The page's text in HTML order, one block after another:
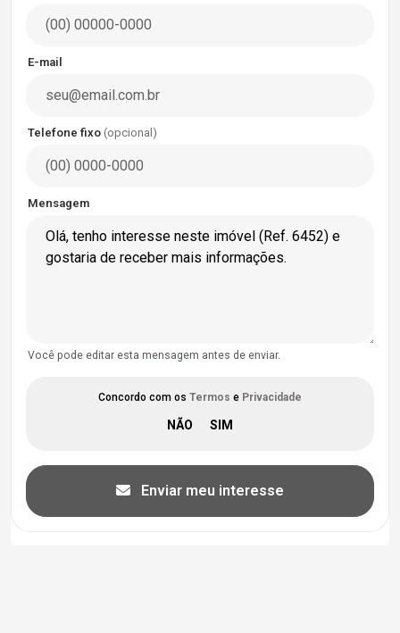
E-mail
Telefone fixo (opcional)
Mensagem
Você pode editar esta mensagem antes de enviar.
Concordo com os Termos e Privacidade
Enviar meu interesse